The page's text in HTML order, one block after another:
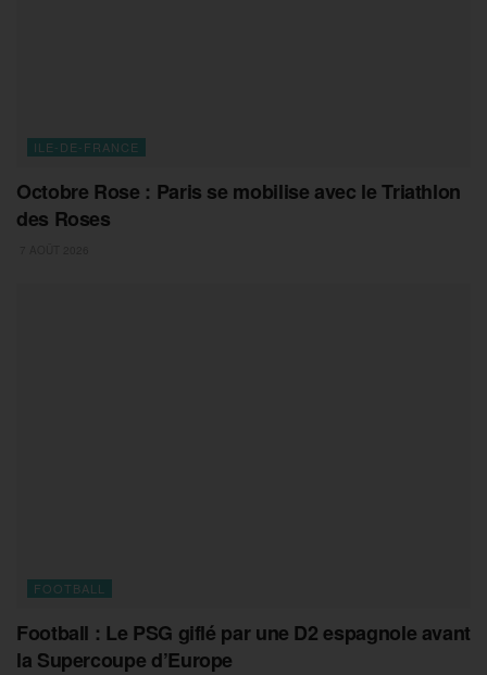
ILE-DE-FRANCE
Octobre Rose : Paris se mobilise avec le Triathlon
des Roses
FOOTBALL
Football : Le PSG giflé par une D2 espagnole avant
la Supercoupe d’Europe